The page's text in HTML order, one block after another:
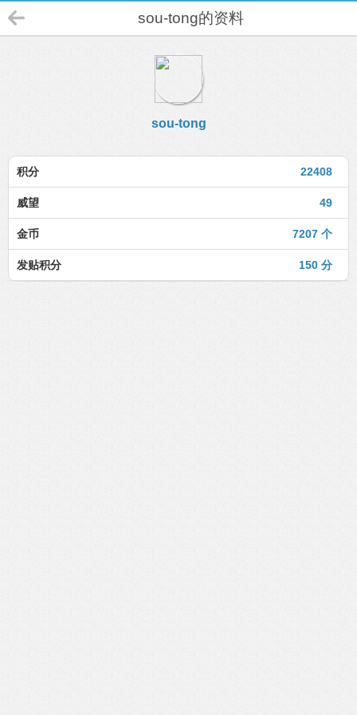
sou-tong的资料
sou-tong
22408
积分
49
威望
7207 个
金币
150 分
发贴积分